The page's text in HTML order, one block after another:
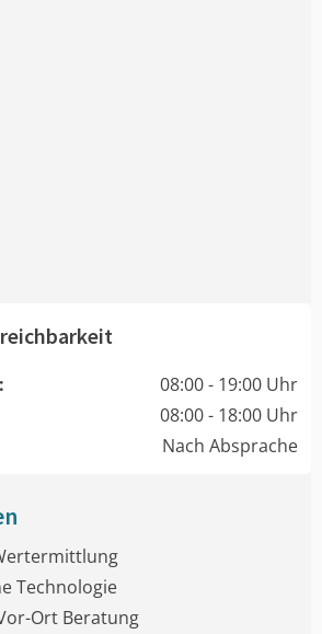
08:00 - 19:00 Uhr
08:00 - 18:00 Uhr
Nach Absprache
Technologie
Ort Beratung